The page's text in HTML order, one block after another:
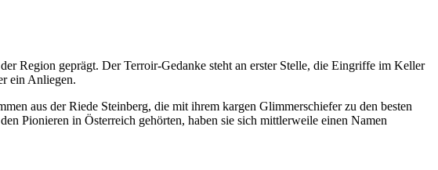
Region geprägt. Der Terroir-Gedanke steht an erster Stelle, die Eingriffe im Keller
ein Anliegen.
aus der Riede Steinberg, die mit ihrem kargen Glimmerschiefer zu den besten
Pionieren in Österreich gehörten, haben sie sich mittlerweile einen Namen